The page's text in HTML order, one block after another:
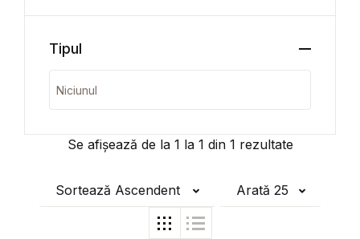
Se afișează de la 1 la 1 din 1 rezultate
Sortează Ascendent Arată 25
Tipul